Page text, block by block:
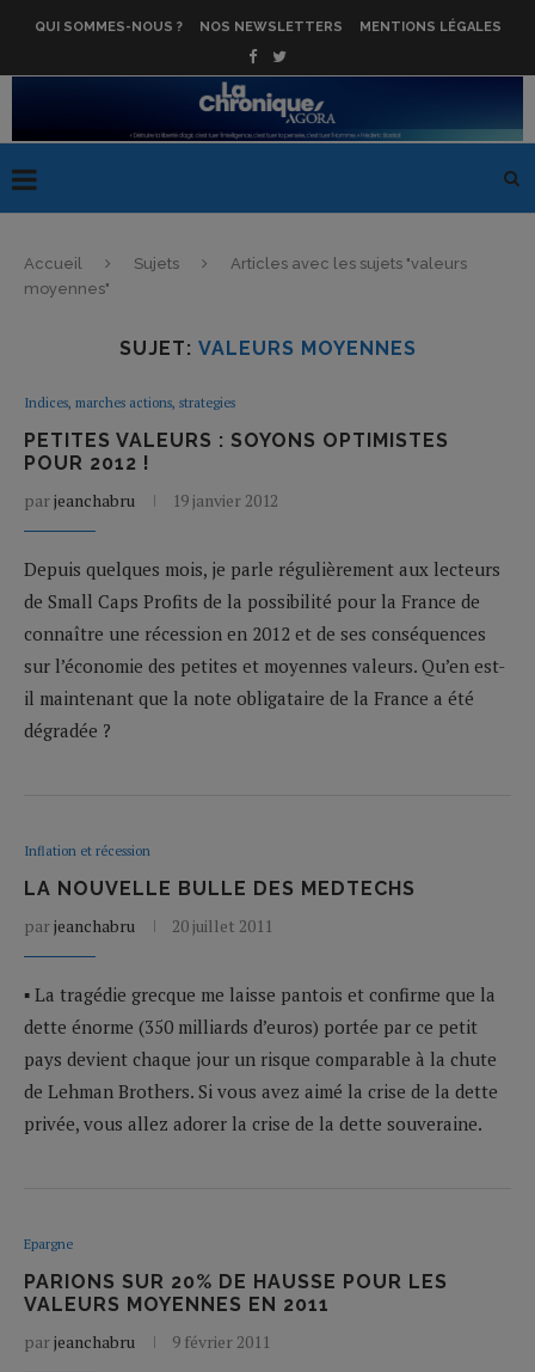
QUI SOMMES-NOUS ? NOS NEWSLETTERS MENTIONS LÉGALES
Accueil Sujets
Articles avec les sujets "valeurs
moyennes"
SUJET: VALEURS MOYENNES
Indices, marches actions, strategies
PETITES VALEURS : SOYONS OPTIMISTES
POUR 2012 !
parjeanchabru 19 janvier 2012
Depuis quelques mois, je parle régulièrement aux lecteurs
de Small Caps Profits de la possibilité pour la France de
connaître une récession en 2012 et de ses conséquences
sur l’économie des petites et moyennes valeurs. Qu’en est-
il maintenant que la note obligataire de la France a été
dégradée ?
Inflation et récession
LA NOUVELLE BULLE DES MEDTECHS
parjeanchabru 20 juillet 2011
▪ La tragédie grecque me laisse pantois et confirme que la
dette énorme (350 milliards d’euros) portée par ce petit
pays devient chaque jour un risque comparable à la chute
de Lehman Brothers. Si vous avez aimé la crise de la dette
privée, vous allez adorer la crise de la dette souveraine.
Epargne
PARIONS SUR 20% DE HAUSSE POUR LES
VALEURS MOYENNES EN 2011
parjeanchabru 9 février 2011